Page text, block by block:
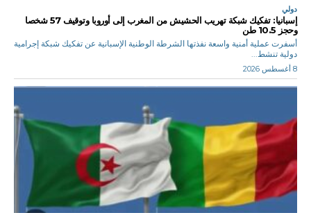
دولي
إسبانيا: تفكيك شبكة تهريب الحشيش من المغرب إلى أوروبا وتوقيف 57 شخصا
وحجز 10.5 طن
أسفرت عملية أمنية واسعة نفذتها الشرطة الوطنية الإسبانية عن تفكيك شبكة إجرامية
دولية تنشط...
8 أغسطس 2026